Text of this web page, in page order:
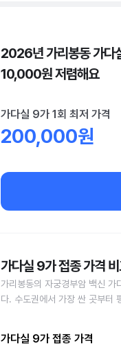
2026년 가리봉동 가다
10,000원 저렴해요
가다실 9가 1회 최저 가격
200,000원
가다실 9가 접종 가격
가리봉동의 자궁경부암 백신
다. 수도권에서 가장 싼 곳부터
가다실 9가 접종 가격